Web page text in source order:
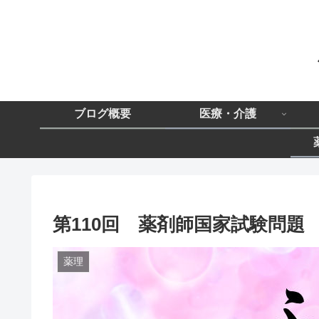
ブログ概要 医療・介護
第110回 薬剤師国家試験問題
薬理